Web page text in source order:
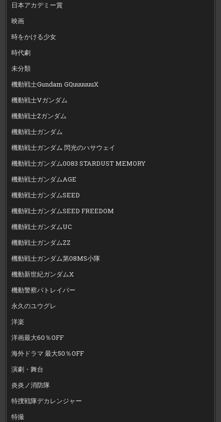
日本アカデミー賞
映画
時をかける少女
時代劇
未分類
機動戦士Gundam GQuuuuuuX
機動戦士Vガンダム
機動戦士Zガンダム
機動戦士ガンダム
機動戦士ガンダム 閃光のハサウェイ
機動戦士ガンダム0083 STARDUST MEMORY
機動戦士ガンダムAGE
機動戦士ガンダムSEED
機動戦士ガンダムSEED FREEDOM
機動戦士ガンダムUC
機動戦士ガンダムZZ
機動戦士ガンダム第08MS小隊
機動新世紀ガンダムX
機動警察パトレイバー
永久のユウグレ
洋楽
洋画最大60％OFF
海外ドラマ 最大50％OFF
演劇・舞台
炎炎ノ消防隊
特捜戦隊デカレンジャー
特撮